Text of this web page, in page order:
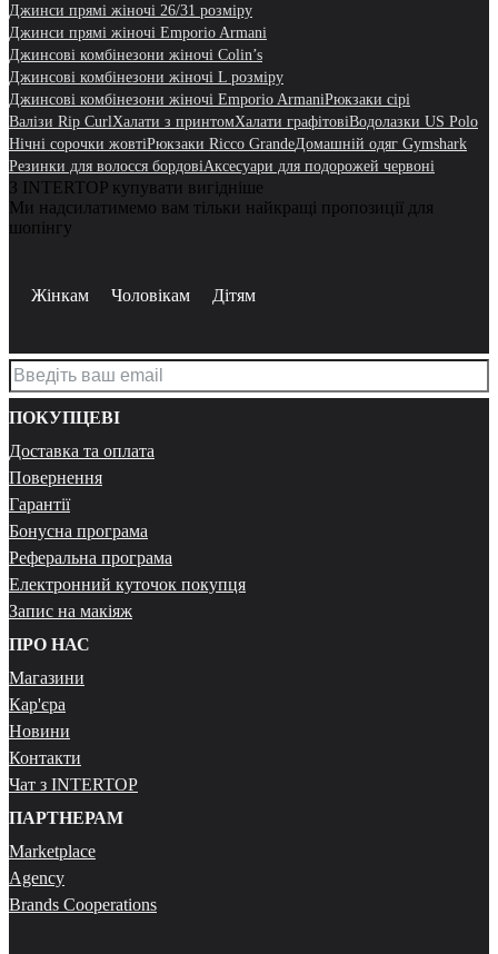
Джинси прямі жіночі 26/31 розміру
Джинси прямі жіночі Emporio Armani
Джинсові комбінезони жіночі Colin’s
Джинсові комбінезони жіночі L розміру
Джинсові комбінезони жіночі Emporio ArmaniРюкзаки сірі
Валізи Rip Curl Халати з принтомХалати графітовіВодолазки US Polo
Нічні сорочки жовтіРюкзаки Ricco GrandeДомашній одяг Gymshark
Резинки для волосся бордовіАксесуари для подорожей червоні
З INTERTOP купувати вигідніше
Ми надсилатимемо вам тільки найкращі пропозиції для
шопінгу
Жінкам Чоловікам Дітям
ПОКУПЦЕВІ
Доставка та оплата
Повернення
Гарантії
Бонусна програма
Реферальна програма
Електронний куточок покупця
Запис на макіяж
ПРО НАС
Магазини
Кар'єра
Новини
Контакти
Чат з INTERTOP
ПАРТНЕРАМ
Marketplace
Agency
Brands Cooperations